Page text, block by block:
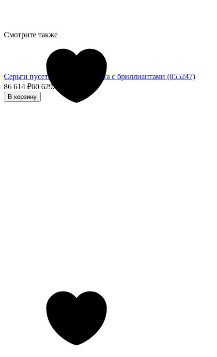
Серьги пусеты из белого золота с бриллиантами (055247)
86 614 ₽60 629,80
В корзину
Смотрите также